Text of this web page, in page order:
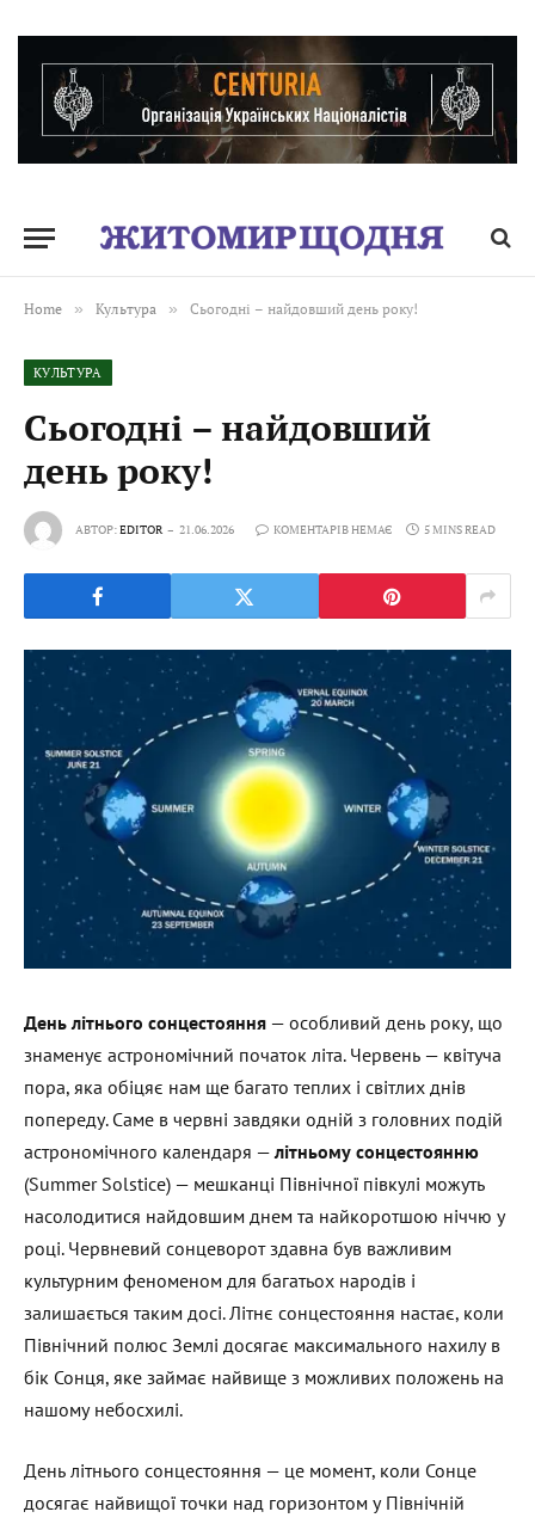
Home » Культура » Сьогодні – найдовший день року!
КУЛЬТУРА
Сьогодні – найдовший
день року!
АВТОР:EDITOR 21.06.2026 КОМЕНТАРІВ НЕМАЄ 5 MINS READ
День літнього сонцестояння — особливий день року, що
знаменує астрономічний початок літа. Червень — квітуча
пора, яка обіцяє нам ще багато теплих і світлих днів
попереду. Саме в червні завдяки одній з головних подій
астрономічного календаря — літньому сонцестоянню
(Summer Solstice) — мешканці Північної півкулі можуть
насолодитися найдовшим днем та найкоротшою ніччю у
році. Червневий сонцеворот здавна був важливим
культурним феноменом для багатьох народів і
залишається таким досі. Літнє сонцестояння настає, коли
Північний полюс Землі досягає максимального нахилу в
бік Сонця, яке займає найвище з можливих положень на
нашому небосхилі.
День літнього сонцестояння — це момент, коли Сонце
досягає найвищої точки над горизонтом у Північній